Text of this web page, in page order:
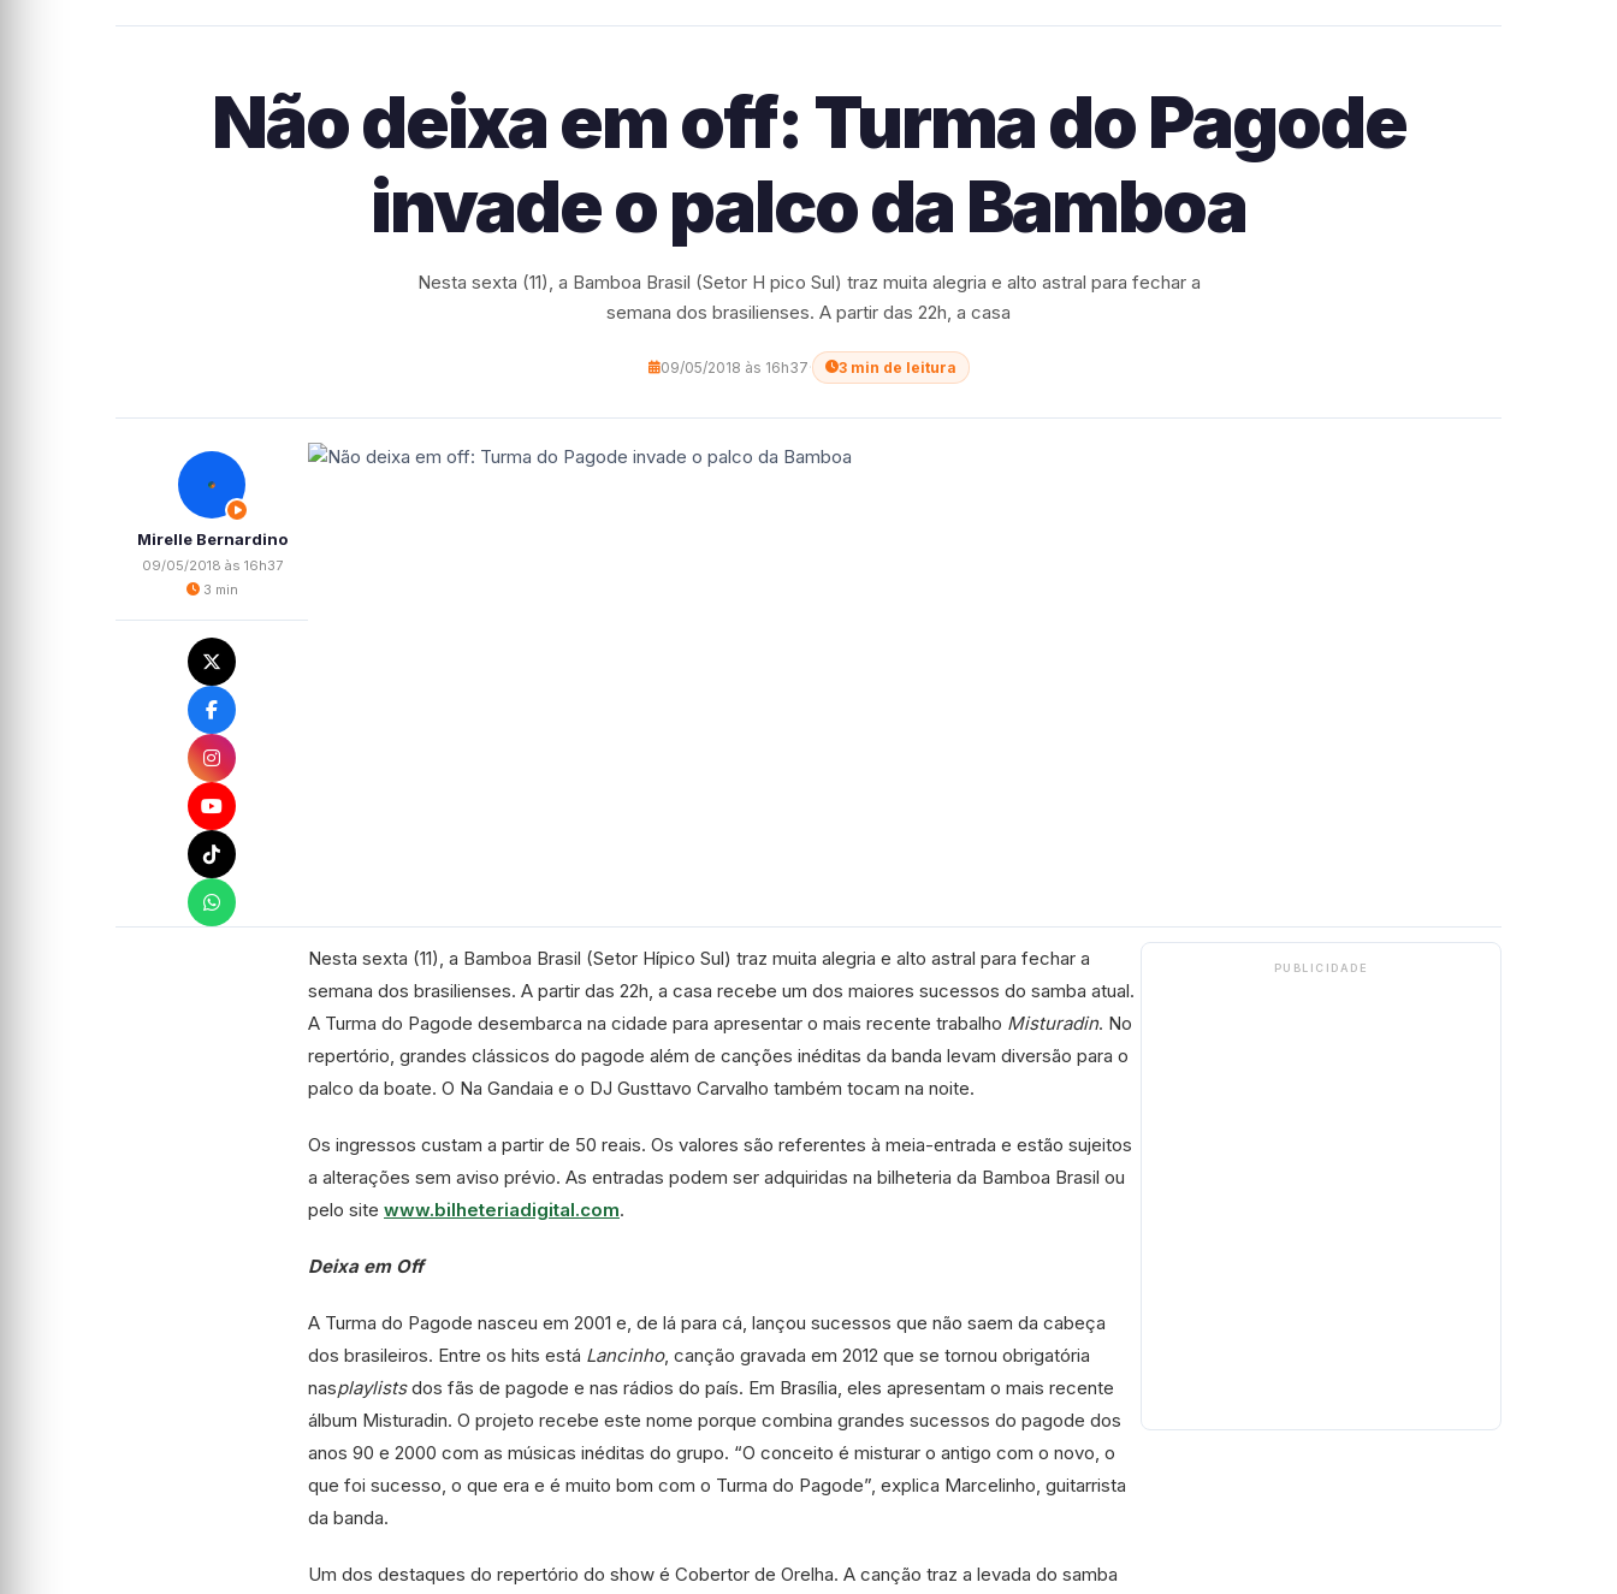
Não deixa em off: Turma do Pagode
invade o palco da Bamboa
Nesta sexta (11), a Bamboa Brasil (Setor H pico Sul) traz muita alegria e alto astral para fechar a
semana dos brasilienses. A partir das 22h, a casa
09/05/2018 às 16h37· 3 min de leitura
Mirelle Bernardino
09/05/2018 às 16h37
3 min
Nesta sexta (11), a Bamboa Brasil (Setor Hípico Sul) traz muita alegria e alto astral para fechar a
semana dos brasilienses. A partir das 22h, a casa recebe um dos maiores sucessos do samba atual.
A Turma do Pagode desembarca na cidade para apresentar o mais recente trabalho Misturadin. No
repertório, grandes clássicos do pagode além de canções inéditas da banda levam diversão para o
palco da boate. O Na Gandaia e o DJ Gusttavo Carvalho também tocam na noite.
Os ingressos custam a partir de 50 reais. Os valores são referentes à meia-entrada e estão sujeitos
a alterações sem aviso prévio. As entradas podem ser adquiridas na bilheteria da Bamboa Brasil ou
pelo site www.bilheteriadigital.com.
Deixa em Off
A Turma do Pagode nasceu em 2001 e, de lá para cá, lançou sucessos que não saem da cabeça
dos brasileiros. Entre os hits está Lancinho, canção gravada em 2012 que se tornou obrigatória
nasplaylistsdos fãs de pagode e nas rádios do país. Em Brasília, eles apresentam o mais recente
álbum Misturadin. O projeto recebe este nome porque combina grandes sucessos do pagode dos
anos 90 e 2000 com as músicas inéditas do grupo. “O conceito é misturar o antigo com o novo, o
que foi sucesso, o que era e é muito bom com o Turma do Pagode”, explica Marcelinho, guitarrista
da banda.
Um dos destaques do repertório do show é Cobertor de Orelha. A canção traz a levada do samba
PUBLICIDADE